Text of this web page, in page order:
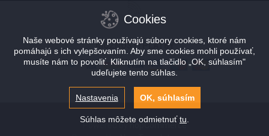
MOŽNOSTI PLATBY
Powered bynopCommerce
Cookies
Naše webové stránky používajú súbory cookies, ktoré nám
pomáhajú s ich vylepšovaním. Aby sme cookies mohli používať,
musíte nám to povoliť. Kliknutím na tlačidlo „OK, súhlasím"
udeľujete tento súhlas.
Nastavenia OK, súhlasím
Súhlas môžete odmietnuťtu